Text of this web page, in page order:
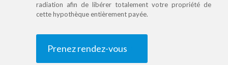
radiation afin de libérer totalement votre propriété de
cette hypothèque entièrement payée.
Prenez rendez-vous